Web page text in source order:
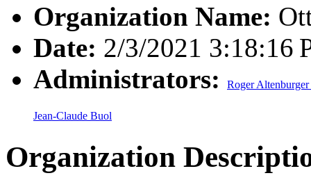
Organization Name:
Date: 2/3/2021 3:18:16
Administrators:
Roger Altenburger
Jean-Claude Buol
Organization